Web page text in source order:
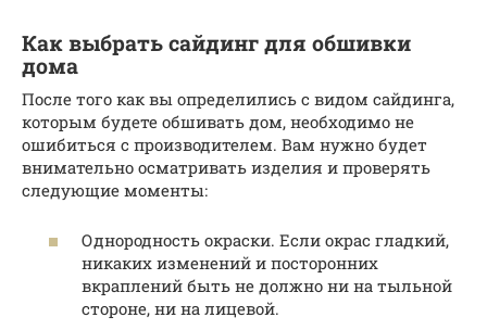
Как выбрать сайдинг для обшивки
дома
После того как вы определились с видом сайдинга,
которым будете обшивать дом, необходимо не
ошибиться с производителем. Вам нужно будет
внимательно осматривать изделия и проверять
следующие моменты:
Однородность окраски. Если окрас гладкий,
никаких изменений и посторонних
вкраплений быть не должно ни на тыльной
стороне, ни на лицевой.